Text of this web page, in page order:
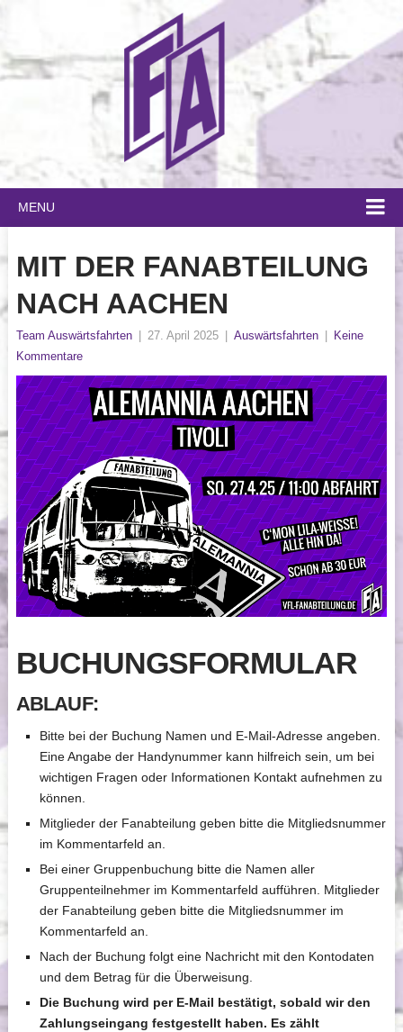
MENU
MIT DER FANABTEILUNG
NACH AACHEN
Team Auswärtsfahrten 27. April 2025 Auswärtsfahrten
Keine
Kommentare
BUCHUNGSFORMULAR
ABLAUF:
Bitte bei der Buchung Namen und E-Mail-Adresse angeben.
Eine Angabe der Handynummer kann hilfreich sein, um bei
wichtigen Fragen oder Informationen Kontakt aufnehmen zu
können.
Mitglieder der Fanabteilung geben bitte die Mitgliedsnummer
im Kommentarfeld an.
Bei einer Gruppenbuchung bitte die Namen aller
Gruppenteilnehmer im Kommentarfeld aufführen. Mitglieder
der Fanabteilung geben bitte die Mitgliedsnummer im
Kommentarfeld an.
Nach der Buchung folgt eine Nachricht mit den Kontodaten
und dem Betrag für die Überweisung.
Die Buchung wird per E-Mail bestätigt, sobald wir den
Zahlungseingang festgestellt haben. Es zählt